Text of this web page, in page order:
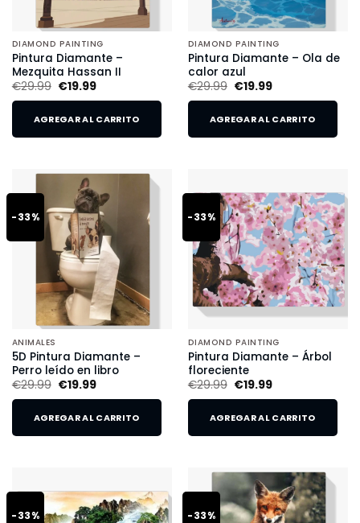
DIAMOND PAINTING
Pintura Diamante –
Mezquita Hassan II
€29.99 €19.99
AGREGAR AL CARRITO
DIAMOND PAINTING
Pintura Diamante – Ola de
calor azul
€29.99 €19.99
AGREGAR AL CARRITO
-33%
ANIMALES
5D Pintura Diamante –
Perro leído en libro
€29.99 €19.99
AGREGAR AL CARRITO
-33%
DIAMOND PAINTING
Pintura Diamante – Árbol
floreciente
€29.99 €19.99
AGREGAR AL CARRITO
-33% -33%